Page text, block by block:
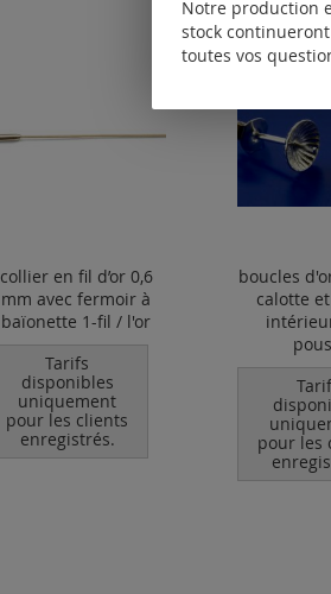
collier en fil d’or 0,6
mm avec fermoir à
baïonette 1-fil / l'or
Tarifs
disponibles
uniquement
pour les clients
enregistrés.
boucles
calotte
pour les
Notre production
stock
toutes vos